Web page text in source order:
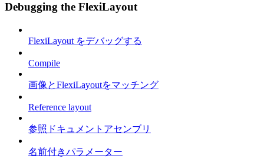
Debugging the FlexiLayout
FlexiLayout をデバッグする
Compile
画像とFlexiLayoutをマッチング
Reference layout
参照ドキュメントアセンブリ
名前付きパラメーター